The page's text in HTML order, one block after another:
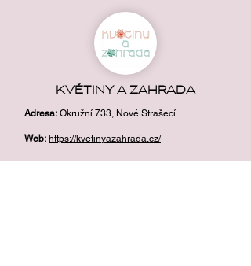
KVĚTINY A ZAHRADA
Adresa: Okružní 733, Nové Strašecí
Web: https://kvetinyazahrada.cz/